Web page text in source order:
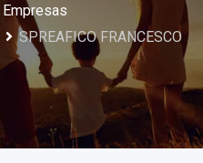
Empresas
SPREAFICO FRANCESCO